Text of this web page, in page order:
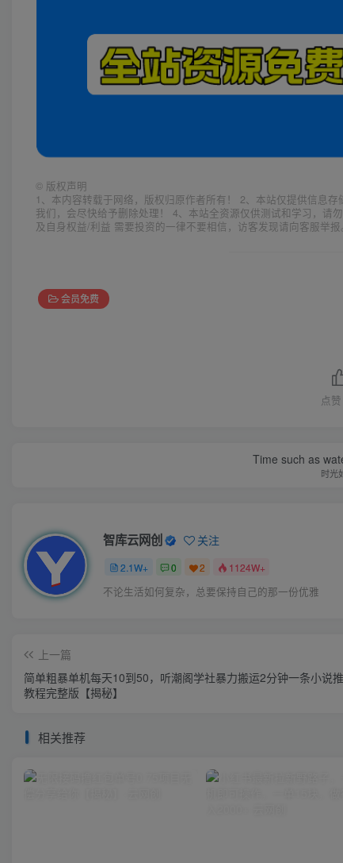
© 版权声明
1、本内容转载于网络，版权归原作者所有！ 2、本站仅提供信息
我们，会尽快给予删除处理！ 4、本站全资源仅供测试和学习，请
及自身权益/利益 需要投资的一律不要相信，访客发现请向客服举
会员免费
点赞
Time such as
时光
智库云网创 关注
2.1W+ 0 2 1124W+
不论生活如何复杂，总要保持自己的那一份优雅
上一篇
简单粗暴单机每天10到50，听潮阁学社暴力搬运2分钟一条小说
教程完整版【揭秘】
相关推荐